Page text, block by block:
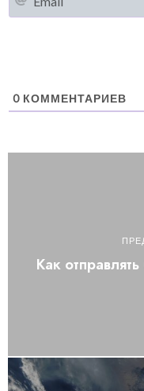
0 КОММЕНТАРИЕВ
Как